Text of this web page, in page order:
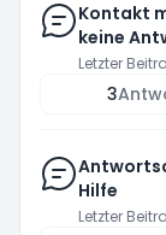
Kontakt
keine
Letzter
3
Hilfe
Letzter